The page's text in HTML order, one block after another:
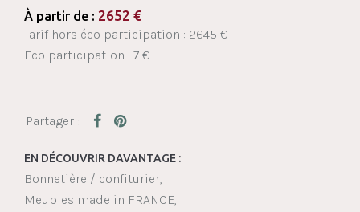
À partir de : 2652 €
Tarif hors éco participation : 2645 €
Eco participation : 7 €
EN DÉCOUVRIR DAVANTAGE :
Bonnetière / confiturier
Meubles made in FRANCE